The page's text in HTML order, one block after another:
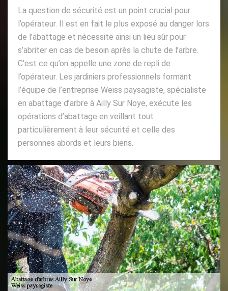
La question de sécurité est un point crucial pour
l’opérateur. Il est en fait le plus exposé au danger lors
de l’abattage et nécessite ainsi un lieu sûr pour
s’abriter en cas de besoin après la chute de l’arbre.
C’est ce qu’on appelle une zone de repli de
l’opérateur. Les jardiniers professionnels formant
l’équipe de l’entreprise Weiss paysagiste, spécialiste
en abattage d’arbre à Ailly Sur Noye, exécute les
opérations d’abattage en veillant tout
particulièrement à leur sécurité et celle des
personnes abords et leurs biens.